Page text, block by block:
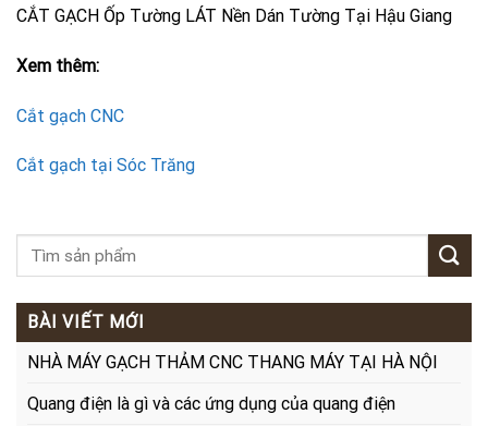
CẮT GẠCH Ốp Tường LÁT Nền Dán Tường Tại Hậu Giang
Xem thêm:
Cắt gạch CNC
Cắt gạch tại Sóc Trăng
BÀI VIẾT MỚI
NHÀ MÁY GẠCH THẢM CNC THANG MÁY TẠI HÀ NỘI
Quang điện là gì và các ứng dụng của quang điện